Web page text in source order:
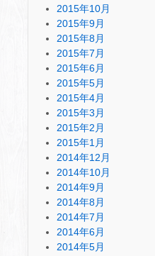
2015年10月
2015年9月
2015年8月
2015年7月
2015年6月
2015年5月
2015年4月
2015年3月
2015年2月
2015年1月
2014年12月
2014年10月
2014年9月
2014年8月
2014年7月
2014年6月
2014年5月